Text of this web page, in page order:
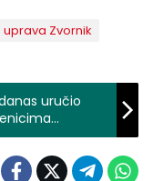
uprava Zvornik
uručio
iz